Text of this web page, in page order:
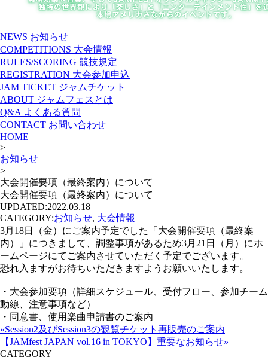
NEWS お知らせ
COMPETITIONS 大会情報
RULES/SCORING 競技規定
REGISTRATION 大会参加申込
JAM TICKET ジャムチケット
ABOUT ジャムフェスとは
Q&A よくある質問
CONTACT お問い合わせ
HOME
>
お知らせ
>
大会開催要項（最終案内）について
大会開催要項（最終案内）について
UPDATED:2022.03.18
CATEGORY:お知らせ, 大会情報
3月18日（金）にご案内予定でした「大会開催要項（最終案
内）」につきまして、調整事項があるため3月21日（月）にホ
ームページにてご案内させていただく予定でございます。
恐れ入ますがお待ちいただきますようお願いいたします。
・大会参加要項（詳細スケジュール、受付フロー、参加チーム
動線、注意事項など）
・同意書、使用楽曲申請書のご案内
«Session2及びSession3の観覧チケット再販売のご案内
【JAMfest JAPAN vol.16 in TOKYO】重要なお知らせ»
CATEGORY